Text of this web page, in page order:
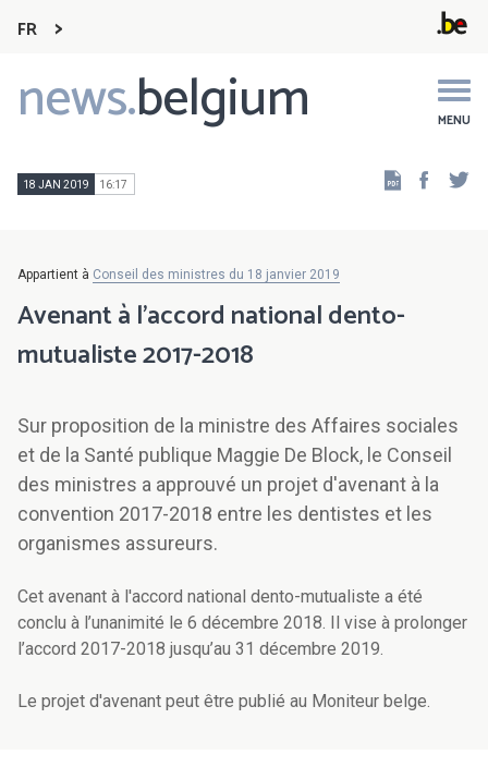
FR
news.belgium MENU
Main
navigation
18 JAN 2019 16:17
Appartient à Conseil des ministres du 18 janvier 2019
Avenant à l'accord national dento-
mutualiste 2017-2018
Sur proposition de la ministre des Affaires sociales
et de la Santé publique Maggie De Block, le Conseil
des ministres a approuvé un projet d'avenant à la
convention 2017-2018 entre les dentistes et les
organismes assureurs.
Cet avenant à l'accord national dento-mutualiste a été
conclu à l’unanimité le 6 décembre 2018. Il vise à prolonger
l’accord 2017-2018 jusqu’au 31 décembre 2019.
Le projet d'avenant peut être publié au Moniteur belge.